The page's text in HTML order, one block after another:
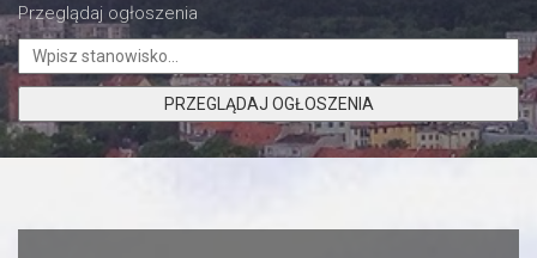
Przeglądaj ogłoszenia